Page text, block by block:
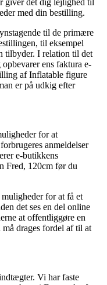
med din bestilling.
til de primære
til eksempel
tilbyder. I relation til det
ens faktura e-
af Inflatable figure
er på udkig efter
for at
anmeldelser
e-butikkens
Fred, 120cm før du
for at få et
det ses en del online
at offentliggøre en
drages fordel af til at
Vi har faste